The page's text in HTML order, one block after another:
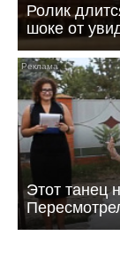
Ролик
шоке от
Этот танец